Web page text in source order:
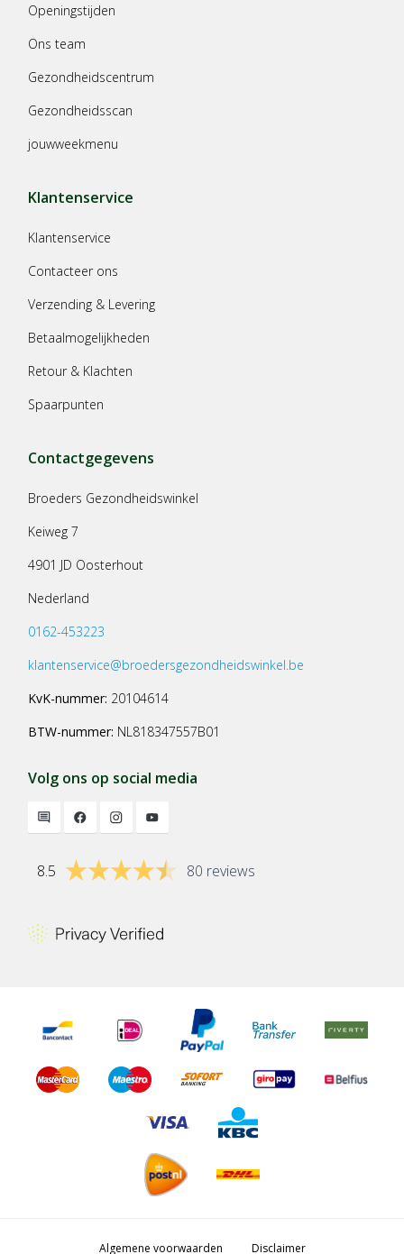
Openingstijden
Ons team
Gezondheidscentrum
Gezondheidsscan
jouwweekmenu
Klantenservice
Klantenservice
Contacteer ons
Verzending & Levering
Betaalmogelijkheden
Retour & Klachten
Spaarpunten
Contactgegevens
Broeders Gezondheidswinkel
Keiweg 7
4901 JD Oosterhout
Nederland
0162-453223
klantenservice@broedersgezondheidswinkel.be
KvK-nummer: 20104614
BTW-nummer: NL818347557B01
Volg ons op social media
8.5 80 reviews
Algemene voorwaarden Disclaimer